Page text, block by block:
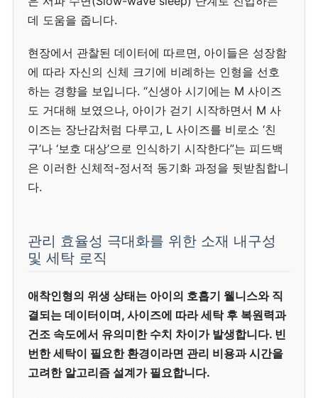
데 도움을 줍니다.
현장에서 관찰된 데이터에 따르면, 아이들은 성장함
에 따라 자신의 신체 크기에 비례하는 인형을 선호
하는 경향을 보입니다. “신생아 시기에는 M 사이즈
도 거대해 보였으나, 아이가 걷기 시작하면서 M 사
이즈는 장난감처럼 다루고, L 사이즈를 비로소 ‘친
구’나 ‘보호 대상’으로 인식하기 시작한다”는 피드백
은 이러한 신체적-정서적 동기화 과정을 뒷받침합니
다.
관리 효율성 극대화를 위한 소재 내구성
및 세탁 로직
애착인형의 위생 상태는 아이의 호흡기 웰니스와 직
결되는 데이터이며, 사이즈에 따라 세탁 후 복원력과
건조 속도에서 유의미한 수치 차이가 발생합니다. 빈
번한 세탁이 필요한 환경이라면 관리 비용과 시간을
고려한 알고리즘 설계가 필요합니다.